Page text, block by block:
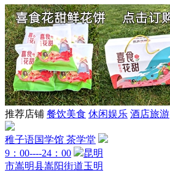
推荐店铺 餐饮美食 休闲娱乐 酒店旅游
稚子语国学馆 茶学堂
9：00----24：00
昆明
市嵩明县嵩阳街道玉明